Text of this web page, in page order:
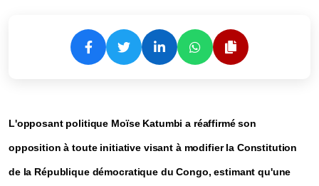
L'opposant politique Moïse Katumbi a réaffirmé son
opposition à toute initiative visant à modifier la Constitution
de la République démocratique du Congo, estimant qu'une